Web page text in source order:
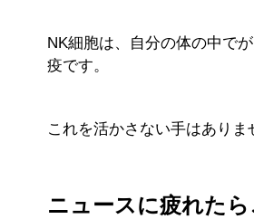
NK細胞は、自分の体の中で
疫です。
これを活かさない手はありま
ニュースに疲れた